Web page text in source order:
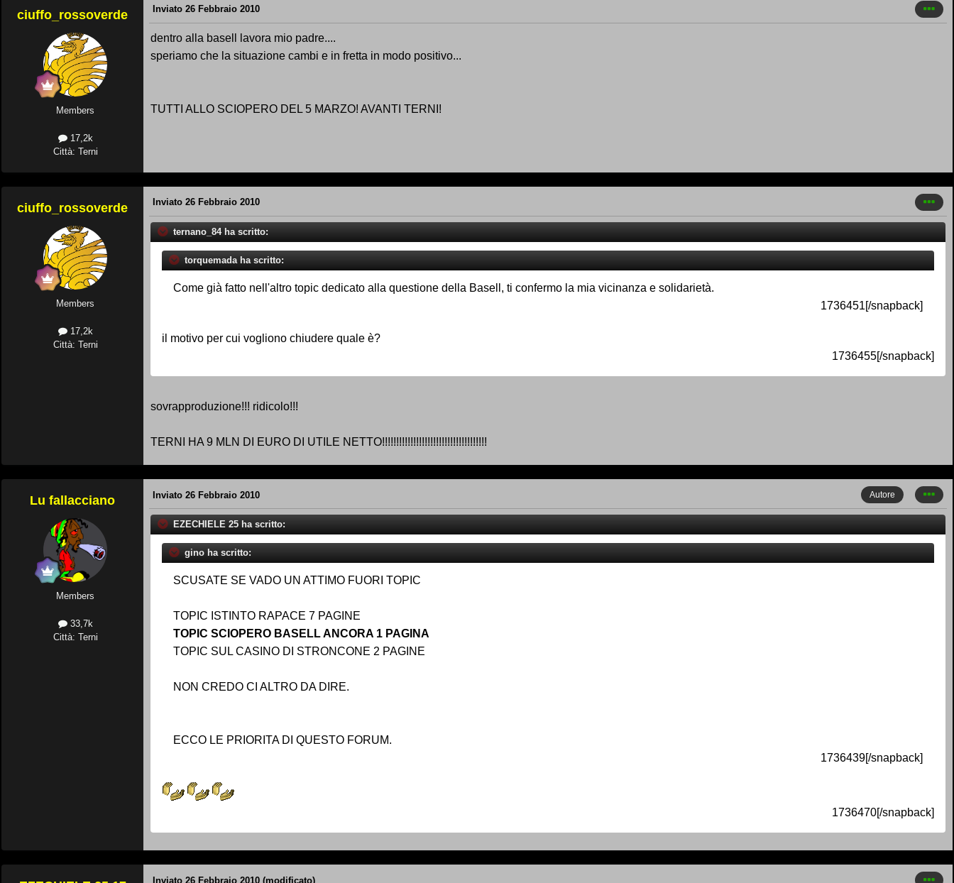
ciuffo_rossoverde
Members
17,2k
Città: Terni
Inviato 26 Febbraio 2010
dentro alla basell lavora mio padre....
speriamo che la situazione cambi e in fretta in modo positivo...
TUTTI ALLO SCIOPERO DEL 5 MARZO! AVANTI TERNI!
ciuffo_rossoverde
Members
17,2k
Città: Terni
Inviato 26 Febbraio 2010
ternano_84 ha scritto:
torquemada ha scritto:
Come già fatto nell'altro topic dedicato alla questione della Basell, ti confermo la mia vicinanza e solidarietà.
1736451[/snapback]
il motivo per cui vogliono chiudere quale è?
1736455[/snapback]
sovrapproduzione!!! ridicolo!!!
TERNI HA 9 MLN DI EURO DI UTILE NETTO!!!!!!!!!!!!!!!!!!!!!!!!!!!!!!!!!!!!!
Lu fallacciano
Members
33,7k
Città: Terni
Autore
Inviato 26 Febbraio 2010
EZECHIELE 25 ha scritto:
gino ha scritto:
SCUSATE SE VADO UN ATTIMO FUORI TOPIC
TOPIC ISTINTO RAPACE 7 PAGINE
TOPIC SCIOPERO BASELL ANCORA 1 PAGINA
TOPIC SUL CASINO DI STRONCONE 2 PAGINE
NON CREDO CI ALTRO DA DIRE.
ECCO LE PRIORITA DI QUESTO FORUM.
1736439[/snapback]
1736470[/snapback]
Inviato 26 Febbraio 2010 (modificato)